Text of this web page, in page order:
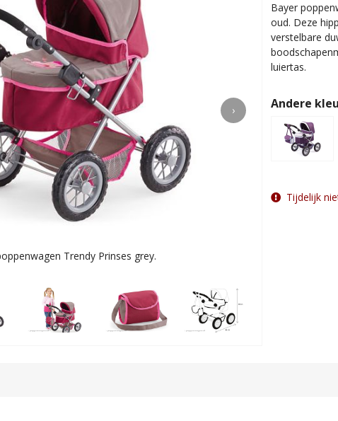
›
Trendy Prinses grey.
Bayer
oud. Deze
verstelbare
luiertas.
Andere
Tijdelijk